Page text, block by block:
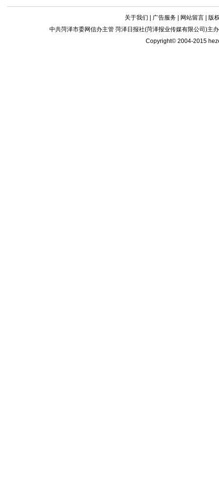
关于我们 广告服务| 网站留言| 版
中共菏泽市委网信办主管 菏泽日报社(菏泽报业传媒有限公司)主
Copyright© 2004-2015